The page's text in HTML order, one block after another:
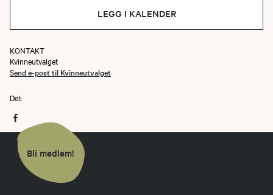
LEGG I KALENDER
KONTAKT
Kvinneutvalget
Send e-post til Kvinneutvalget
Del:
Bli medlem!